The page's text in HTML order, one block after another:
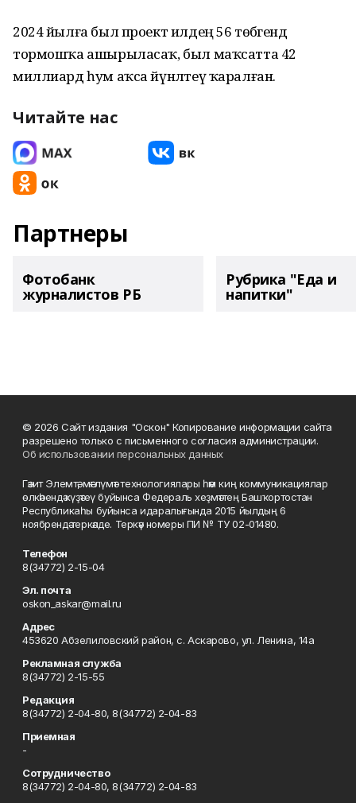
2024 йылға был проект илдең 56 төбәгендә
тормошҡа ашырыласаҡ, был маҡсатта 42
миллиард һум аҡса йүнәлтеү ҡаралған.
Читайте нас
Партнеры
Фотобанк
журналистов РБ
Рубрика "Еда и
напитки"
© 2026 Сайт издания "Оскон" Копирование информации сайта
разрешено только с письменного согласия администрации.
Об использовании персональных данных
Гәзит Элемтә, мәғлүмәт технологиялары һәм киң коммуникациялар
өлкәһендә күҙәтеү буйынса Федераль хеҙмәттең Башҡортостан
Республикаһы буйынса идаралығында 2015 йылдың 6
ноябрендә теркәлде. Теркәү номеры ПИ № ТУ 02-01480.
Телефон
8(34772) 2-15-04
Эл. почта
oskon_askar@mail.ru
Адрес
453620 Абзелиловский район, с. Аскарово, ул. Ленина, 14а
Рекламная служба
8(34772) 2-15-55
Редакция
8(34772) 2-04-80, 8(34772) 2-04-83
Приемная
-
Сотрудничество
8(34772) 2-04-80, 8(34772) 2-04-83